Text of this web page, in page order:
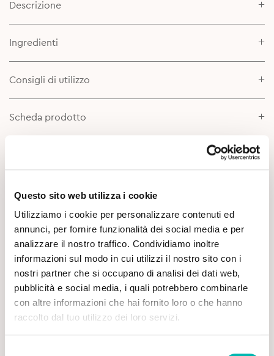
Questo sito web utilizza i cookie
Utilizziamo i cookie per personalizzare contenuti ed
annunci, per fornire funzionalità dei social media e per
analizzare il nostro traffico. Condividiamo inoltre
informazioni sul modo in cui utilizzi il nostro sito con i
nostri partner che si occupano di analisi dei dati web,
pubblicità e social media, i quali potrebbero combinarle
con altre informazioni che hai fornito loro o che hanno
raccolto dal tuo utilizzo dei loro servizi.
Descrizione
Ingredienti
Consigli di utilizzo
Scheda prodotto
Potrebbe Interessarti